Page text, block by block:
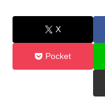
X
Pocket